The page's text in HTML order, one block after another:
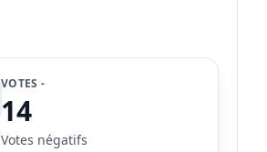
VOTES -
14
Votes négatifs